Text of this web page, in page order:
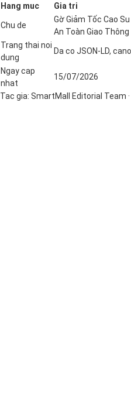
Hang muc Gia tri
Chu de
Gờ Giảm Tốc Cao
An Toàn Giao Thông
Trang thai noi
dung
Da co JSON-LD,
Ngay cap
nhat
15/07/2026
Tac gia: SmartMall Editorial Team